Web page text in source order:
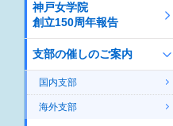
神戸女学院
創立150周年報告
支部の催しのご案内
国内支部
海外支部